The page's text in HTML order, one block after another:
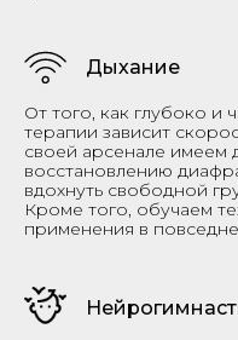
Дыхание
От того, как глубоко
терапии зависит
своей арсенале имеем
восстановлению
вдохнуть свободной
Кроме того, обучаем
применения в